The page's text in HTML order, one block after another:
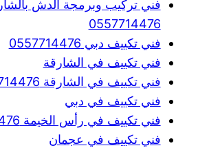
فني تركيب وبرمجة الدش
0557714476
فني تكييف دبي 0557714476
فني تكييف في الشارقة
فني تكييف في الشارقة 0557714476
فني تكييف في دبي
فني تكييف في رأس الخيمة 0557714476
فني تكييف في عجمان